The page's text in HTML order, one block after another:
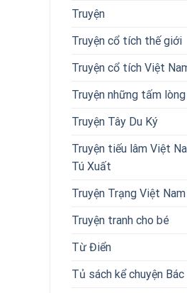
Truyện
Truyện cổ tích thế giới
Truyện cổ tích Việt
Truyện những tấm lòng
Truyện Tây Du Ký
Truyện tiếu lâm Việt
Tú Xuất
Truyện Trạng Việt Nam
Truyện tranh cho bé
Từ Điển
Tủ sách kể chuyện Bác